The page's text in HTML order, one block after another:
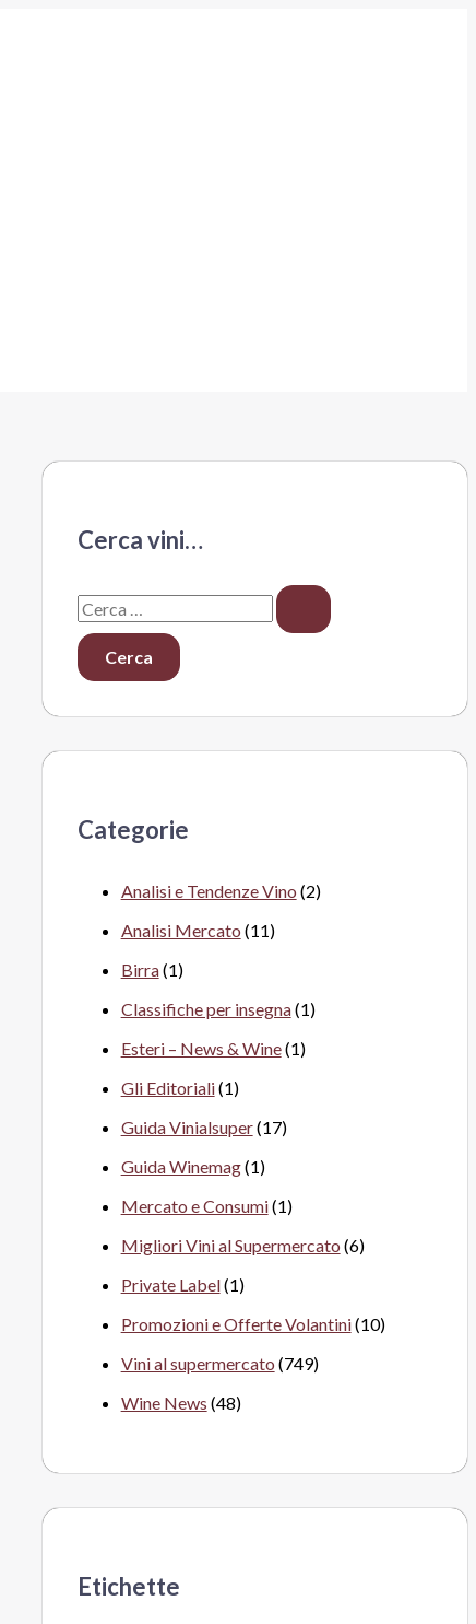
Cerca vini…
C
e
r
Categorie
Analisi e Tendenze Vino (2)
Analisi Mercato (11)
Birra(1)
Classifiche per insegna(1)
Esteri – News & Wine(1)
Gli Editoriali(1)
Guida Vinialsuper(17)
Guida Winemag(1)
Mercato e Consumi(1)
Migliori Vini al Supermercato (6)
Private Label(1)
Promozioni e Offerte Volantini(10)
Vini al supermercato (749)
Wine News (48)
Etichette